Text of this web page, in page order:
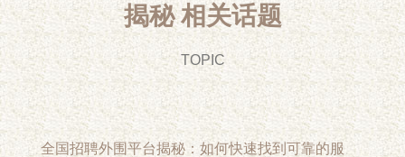
揭秘 相关话题
TOPIC
全国招聘外围平台揭秘：如何快速找到可靠的服